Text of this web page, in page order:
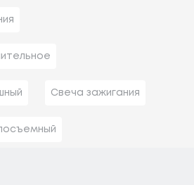
Свеча зажигания